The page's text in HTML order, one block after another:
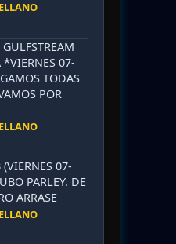
*VIERNES 07-
TODAS
POR
07-
PARLEY. DE
ARRASE